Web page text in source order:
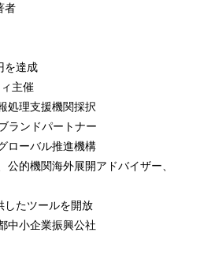
者
を達成
主催
処理支援機関採択
ランドパートナー
ローバル推進機構
的機関海外展開アドバイザー、
したツールを開放
中小企業振興公社